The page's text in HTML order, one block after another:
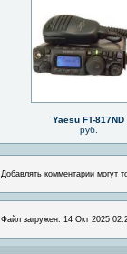
Yaesu FT-817ND
руб.
Добавлять комментарии могут
Файл загружен: 14 Окт 2025